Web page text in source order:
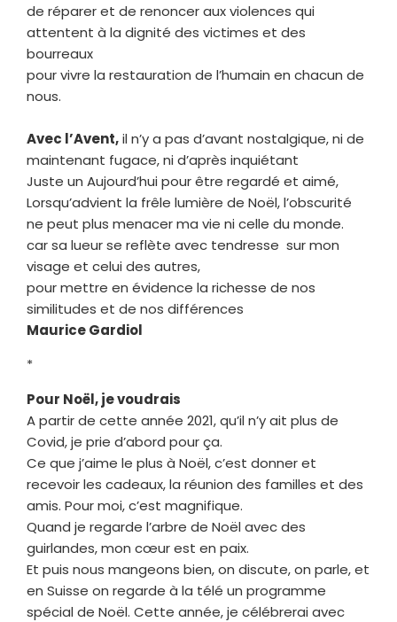
de réparer et de renoncer aux violences qui
attentent à la dignité des victimes et des
bourreaux
pour vivre la restauration de l’humain en chacun de
nous.
Avec l’Avent,il n’y a pas d’avant nostalgique, ni de
maintenant fugace, ni d’après inquiétant
Juste un Aujourd’hui pour être regardé et aimé,
Lorsqu’advient la frêle lumière de Noël, l’obscurité
ne peut plus menacer ma vie ni celle du monde.
car sa lueur se reflète avec tendresse sur mon
visage et celui des autres,
pour mettre en évidence la richesse de nos
similitudes et de nos différences
Maurice Gardiol
*
Pour Noël, je voudrais
A partir de cette année 2021, qu’il n’y ait plus de
Covid, je prie d’abord pour ça.
Ce que j’aime le plus à Noël, c’est donner et
recevoir les cadeaux, la réunion des familles et des
amis. Pour moi, c’est magnifique.
Quand je regarde l’arbre de Noël avec des
guirlandes, mon cœur est en paix.
Et puis nous mangeons bien, on discute, on parle, et
en Suisse on regarde à la télé un programme
spécial de Noël. Cette année, je célébrerai avec